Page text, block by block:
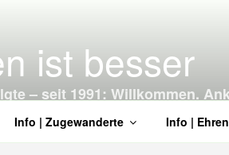
ist besser
– seit 1991: Willkommen.
Info | Zugewanderte Info |